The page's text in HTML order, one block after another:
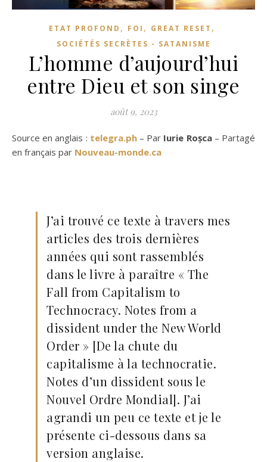
ETAT PROFOND , FOI , GREAT RESET ,
SOCIÉTÉS SECRÈTES - SATANISME
L’homme d’aujourd’hui
entre Dieu et son singe
août 9, 2023
Source en anglais : telegra.ph– Par Iurie Roșca– Partagé
en français par Nouveau-monde.ca
J’ai trouvé ce texte à travers mes
articles des trois dernières
années qui sont rassemblés
dans le livre à paraître « The
Fall from Capitalism to
Technocracy. Notes from a
dissident under the New World
Order » [De la chute du
capitalisme à la technocratie.
Notes d’un dissident sous le
Nouvel Ordre Mondial]. J’ai
agrandi un peu ce texte et je le
présente ci-dessous dans sa
version anglaise.